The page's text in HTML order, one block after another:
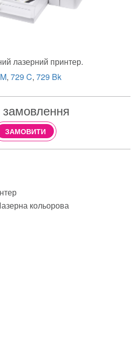
лазерний принтер.
, 729 C, 729 Bk
замовлення
ЗАМОВИТИ
кольорова